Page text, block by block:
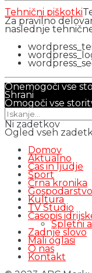
Tehnični piškotki
Za pravilno
naslednje
Onemogoči vse
Shrani
Omogoči vse
Ni zadetkov
Ogled vseh
Domov
Aktualno
Čas in ljudje
Šport
Črna kronika
Gospodarstvo
Kultura
TV Studio
Časopis
Spletni
Zadnje slovo
Mali oglasi
O nas
Kontakt